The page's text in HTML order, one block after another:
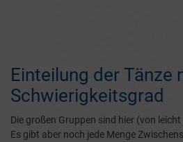
Einteilung der Tänze
Schwierigkeitsgrad
Die großen Gruppen sind hier (von
Es gibt aber noch jede Menge